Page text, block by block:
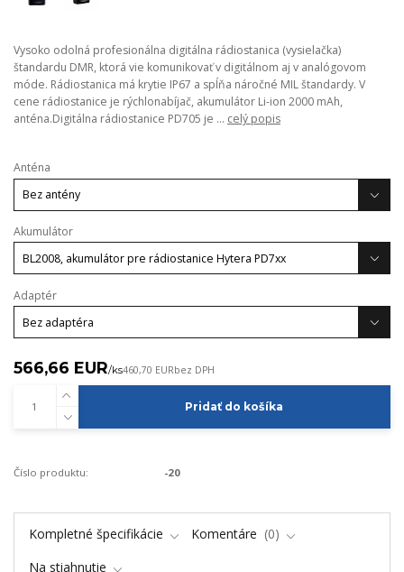
Vysoko odolná profesionálna digitálna rádiostanica (vysielačka)
štandardu DMR, ktorá vie komunikovať v digitálnom aj v analógovom
móde. Rádiostanica má krytie IP67 a spĺňa náročné MIL štandardy. V
cene rádiostanice je rýchlonabíjač, akumulátor Li-ion 2000 mAh,
anténa.Digitálna rádiostanice PD705 je ... celý popis
Anténa
Akumulátor
Adaptér
566,66 EUR/ks460,70 EURbez DPH
Pridať do košíka
Číslo produktu: -20
Kompletné špecifikácie Komentáre
0
Na stiahnutie